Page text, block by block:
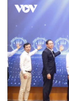
Du lịch